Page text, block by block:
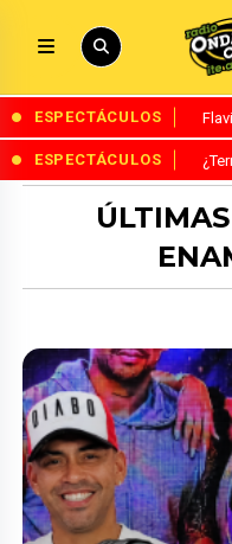
ESPECTÁCULOS
ESPECTÁCULOS